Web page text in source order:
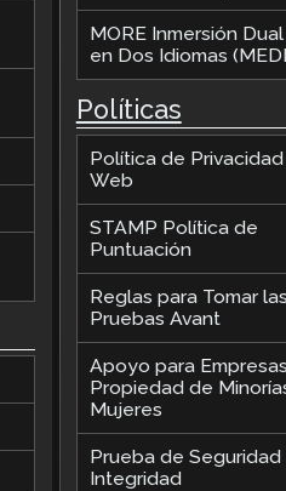
MORE Inmersión
en Dos Idiomas
Políticas
Política de
Web
STAMP Política de
Puntuación
Reglas para Tomar las
Pruebas Avant
Apoyo para Empresas
Propiedad de
Mujeres
Prueba de Seguridad
Integridad